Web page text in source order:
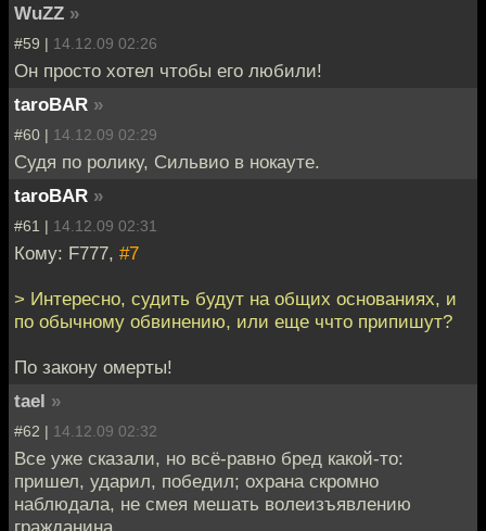
WuZZ »
#59 | 14.12.09 02:26
Он просто хотел чтобы его любили!
taroBAR »
#60 | 14.12.09 02:29
Судя по ролику, Сильвио в нокауте.
taroBAR »
#61 | 14.12.09 02:31
Кому: F777, #7
> Интересно, судить будут на общих основаниях, и
по обычному обвинению, или еще ччто припишут?
По закону омерты!
tael »
#62 | 14.12.09 02:32
Все уже сказали, но всё-равно бред какой-то:
пришел, ударил, победил; охрана скромно
наблюдала, не смея мешать волеизъявлению
гражданина.